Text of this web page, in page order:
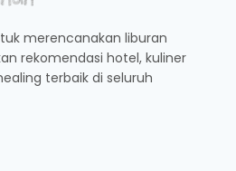
merencanakan liburan
rekomendasi hotel, kuliner
terbaik di seluruh